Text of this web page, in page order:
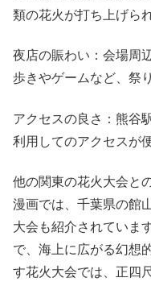
類の花火が打ち上げら
夜店の賑わい：会場周
歩きやゲームなど、祭
アクセスの良さ：熊谷
利用してのアクセスが
他の関東の花火大会と
漫画では、千葉県の館
大会も紹介されていま
で、海上に広がる幻想
す花火大会では、正四